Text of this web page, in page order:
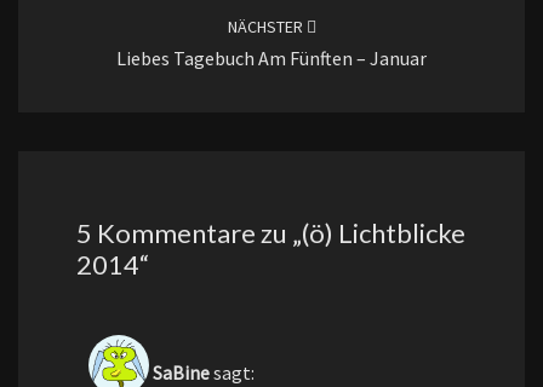
NÄCHSTER
Liebes Tagebuch Am Fünften – Januar
5 Kommentare zu „(ö) Lichtblicke
2014“
SaBinesagt: